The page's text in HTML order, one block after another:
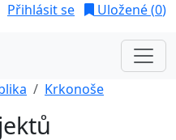
Přihlásit se Uložené (0)
Krkonoše